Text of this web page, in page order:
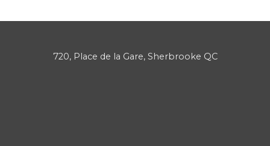
720, Place de la Gare, Sherbrooke QC